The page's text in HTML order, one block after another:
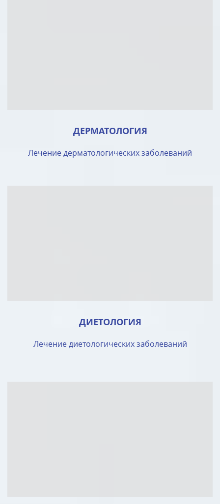
ДЕРМАТОЛОГИЯ
Лечение дерматологических заболеваний
ДИЕТОЛОГИЯ
Лечение диетологических заболеваний